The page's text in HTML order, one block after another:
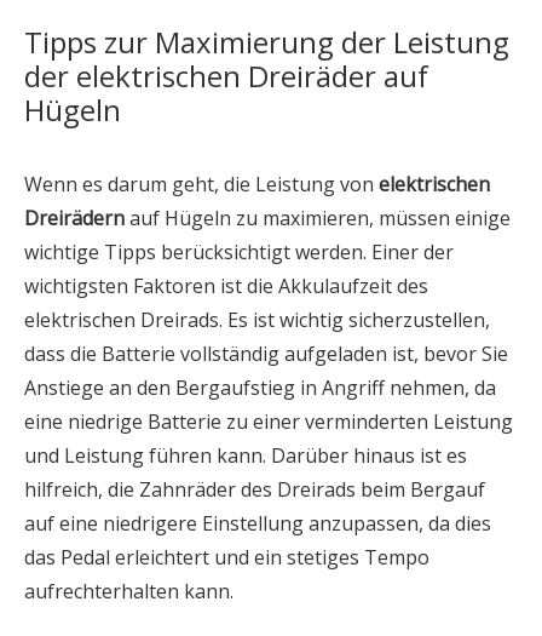
Tipps zur Maximierung der Leistung
der elektrischen Dreiräder auf
Hügeln
Wenn es darum geht, die Leistung von elektrischen
Dreirädernauf Hügeln zu maximieren, müssen einige
wichtige Tipps berücksichtigt werden. Einer der
wichtigsten Faktoren ist die Akkulaufzeit des
elektrischen Dreirads. Es ist wichtig sicherzustellen,
dass die Batterie vollständig aufgeladen ist, bevor Sie
Anstiege an den Bergaufstieg in Angriff nehmen, da
eine niedrige Batterie zu einer verminderten Leistung
und Leistung führen kann. Darüber hinaus ist es
hilfreich, die Zahnräder des Dreirads beim Bergauf
auf eine niedrigere Einstellung anzupassen, da dies
das Pedal erleichtert und ein stetiges Tempo
aufrechterhalten kann.